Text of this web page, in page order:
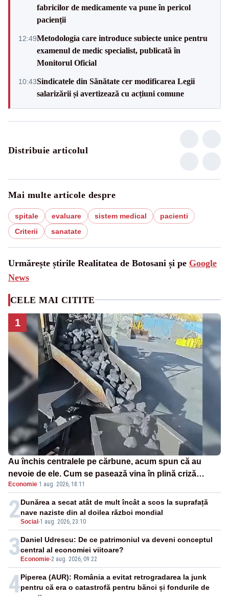
fabricilor de medicamente va pune în pericol
pacienții
12:49Metodologia care introduce subiecte unice pentru
examenul de medic specialist, publicată în
Monitorul Oficial
10:43Sindicatele din Sănătate cer modificarea Legii
salarizării și avertizează cu acțiuni comune
Distribuie articolul
Mai multe articole despre
spitale evaluare sistem medical
pacienti
Criterii
sanatate
Urmărește știrile Realitatea de Botosani și pe Google
News
CELE MAI CITITE
1
Au închis centralele pe cărbune, acum spun că au
nevoie de ele. Cum se pasează vina în plină criză
energetică
Economie·1 aug. 2026, 18:11
2Social -1 aug. 2026, 23:10
Dunărea a secat atât de mult încât a scos la suprafață
nave naziste din al doilea război mondial
3 Economie-2 aug. 2026, 09:22
Daniel Udrescu: De ce patrimoniul va deveni conceptul
central al economiei viitoare?
4Piperea (AUR): România a evitat retrogradarea la junk
pentru că era o catastrofă pentru bănci și fondurile de